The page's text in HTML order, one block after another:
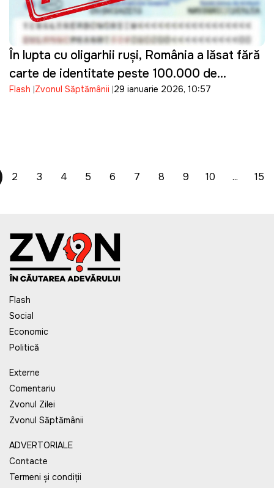
În lupta cu oligarhii ruși, România a lăsat fără
carte de identitate peste 100.000 de
moldoveni
Flash Zvonul Săptămânii 29 ianuarie 2026, 10:57
2 3 4 5 6 7 8 9 10 ... 15
Flash
Social
Economic
Politică
Externe
Comentariu
Zvonul Zilei
Zvonul Săptămânii
ADVERTORIALE
Contacte
Termeni și condiții